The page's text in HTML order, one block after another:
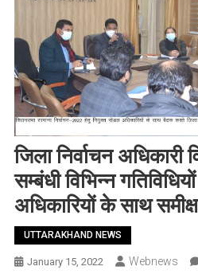
जिला निर्वाचन अधिकारी
सम्बंधी विभिन्न
अधिकारियों के साथ
UTTARAKHAND NEWS
January 15, 2022 Webnews